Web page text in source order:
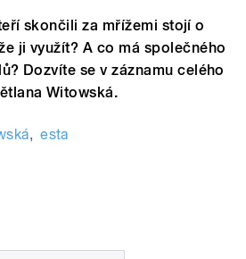
skončili za mřížemi stojí o
ji využít? A co má společného
Dozvíte se v záznamu celého
Witowská.
, esta